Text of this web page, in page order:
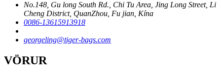
No.148, Gu long South Rd., Chi Tu Area, Jing Long Street, Li
Cheng District, QuanZhou, Fu jian, Kína
0086-13615913918
georgeling@tiger-bags.com
VÖRUR